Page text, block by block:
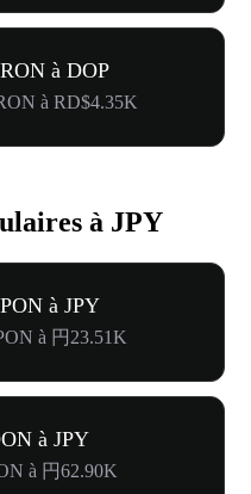
à DOP
à RD$4.35K
à JPY
à JPY
à 円23.51K
à JPY
à 円62.90K